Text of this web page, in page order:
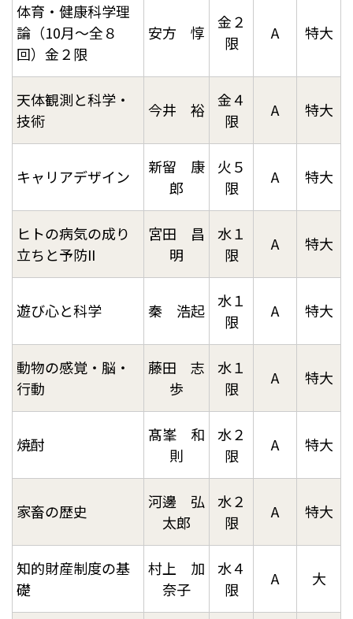
体育・健康科学理
論（10月～全８
回）金２限
安方 惇
金２
限
A 特大
天体観測と科学・
技術
今井 裕
金４
限
A 特大
キャリアデザイン
新留 康
郎
火５
限
A 特大
ヒトの病気の成り
立ちと予防II
宮田 昌
明
水１
限
A 特大
遊び心と科学 秦 浩起
水１
限
A 特大
動物の感覚・脳・
行動
藤田 志
歩
水１
限
A 特大
焼酎
髙峯 和
則
水２
限
A 特大
家畜の歴史
河邊 弘
太郎
水２
限
A 特大
知的財産制度の基
礎
村上 加
奈子
水４
限
A 大